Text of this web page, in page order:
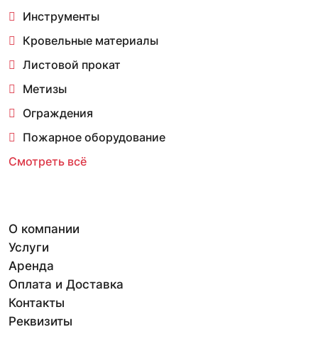
Инструменты
Кровельные материалы
Листовой прокат
Метизы
Ограждения
Пожарное оборудование
Смотреть всё
О компании
Услуги
Аренда
Оплата и Доставка
Контакты
Реквизиты